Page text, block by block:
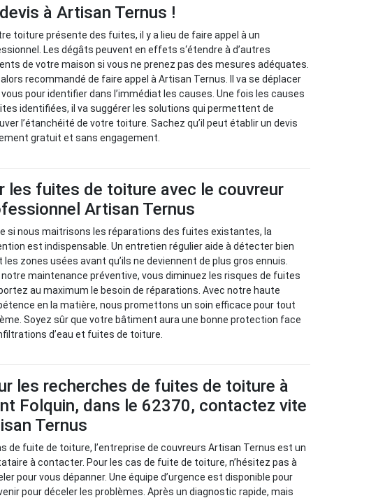
à Artisan Ternus !
toiture présente des fuites, il y a lieu de faire appel à un
Les dégâts peuvent en effets s‘étendre à d’autres
de votre maison si vous ne prenez pas des mesures adéquates.
alors recommandé de faire appel à Artisan Ternus. Il va se déplacer
pour identifier dans l’immédiat les causes. Une fois les causes
identifiées, il va suggérer les solutions qui permettent de
l’étanchéité de votre toiture. Sachez qu’il peut établir un devis
gratuit et sans engagement.
les fuites de toiture avec le couvreur
Artisan Ternus
si nous maitrisons les réparations des fuites existantes, la
est indispensable. Un entretien régulier aide à détecter bien
les zones usées avant qu’ils ne deviennent de plus gros ennuis.
notre maintenance préventive, vous diminuez les risques de fuites
au maximum le besoin de réparations. Avec notre haute
en la matière, nous promettons un soin efficace pour tout
Soyez sûr que votre bâtiment aura une bonne protection face
d’eau et fuites de toiture.
les recherches de fuites de toiture à
Folquin, dans le 62370, contactez vite
Ternus
de fuite de toiture, l’entreprise de couvreurs Artisan Ternus est un
à contacter. Pour les cas de fuite de toiture, n’hésitez pas à
pour vous dépanner. Une équipe d’urgence est disponible pour
pour déceler les problèmes. Après un diagnostic rapide, mais